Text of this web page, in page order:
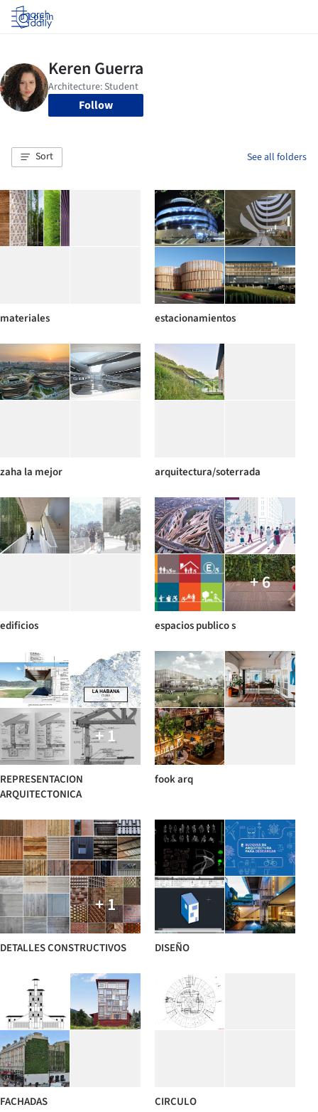
Log in
Follow
Sort See all folders
materiales estacionamientos
zaha la mejor arquitectura/soterrada
edificios
+ 6
espacios publico s
+ 1
REPRESENTACION
ARQUITECTONICA
fook arq
+ 1
DETALLES CONSTRUCTIVOS DISEÑO
FACHADAS CIRCULO